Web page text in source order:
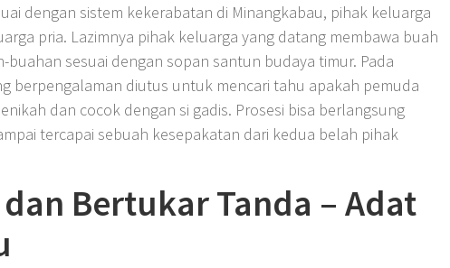
dengan sistem kekerabatan di Minangkabau, pihak keluarga
pria. Lazimnya pihak keluarga yang datang membawa buah
sesuai dengan sopan santun budaya timur. Pada
berpengalaman diutus untuk mencari tahu apakah pemuda
dan cocok dengan si gadis. Prosesi bisa berlangsung
tercapai sebuah kesepakatan dari kedua belah pihak
Bertukar Tanda – Adat